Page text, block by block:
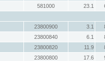
581000 23.1
23800900 3.1
23800840 6.1
23800820 11.9
23800800 17.6